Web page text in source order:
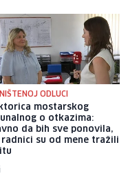
ODLUCI
mostarskog
o otkazima:
da bih sve ponovila,
radnici su od mene tražili